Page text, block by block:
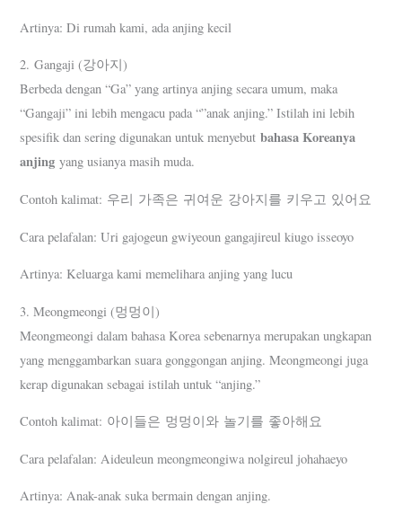
Artinya: Di rumah kami, ada anjing kecil
2. Gangaji (강아지)
Berbeda dengan “Ga” yang artinya anjing secara umum, maka
“Gangaji” ini lebih mengacu pada “”anak anjing.” Istilah ini lebih
spesifik dan sering digunakan untuk menyebutbahasa Koreanya
anjing yang usianya masih muda.
Contoh kalimat: 우리 가족은 귀여운 강아지를 키우고 있어요
Cara pelafalan: Uri gajogeun gwiyeoun gangajireul kiugo isseoyo
Artinya: Keluarga kami memelihara anjing yang lucu
3. Meongmeongi (멍멍이)
Meongmeongi dalam bahasa Korea sebenarnya merupakan ungkapan
yang menggambarkan suara gonggongan anjing. Meongmeongi juga
kerap digunakan sebagai istilah untuk “anjing.”
Contoh kalimat: 아이들은 멍멍이와 놀기를 좋아해요
Cara pelafalan: Aideuleun meongmeongiwa nolgireul johahaeyo
Artinya: Anak-anak suka bermain dengan anjing.